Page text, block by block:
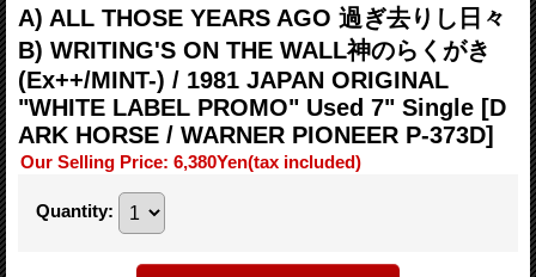
A) ALL THOSE YEARS AGO 過ぎ去りし日々
B) WRITING'S ON THE WALL神のらくがき
(Ex++/MINT-) / 1981 JAPAN ORIGINAL
"WHITE LABEL PROMO" Used 7" Single [D
ARK HORSE / WARNER PIONEER P-373D]
Our Selling Price: 6,380Yen(tax included)
Quantity: